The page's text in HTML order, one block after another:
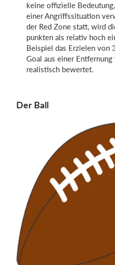
keine offizielle
einer Angriffssituation
der Red Zone statt, wird
punkten als relativ hoch
Beispiel das Erzielen von
Goal aus einer Entfernung
realistisch bewertet.
Der Ball